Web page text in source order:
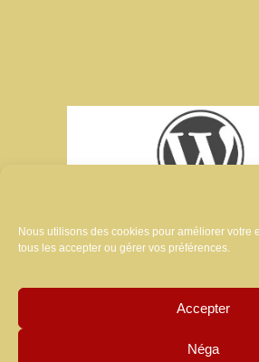
Nous utilisons des cookies pour améliorer votre
tous les accepter ou gérer vos préférences.
Accepter
Néga